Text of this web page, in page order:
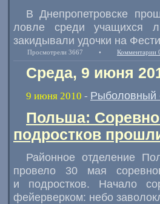
В Днепропетровске
ловле среди
закидывали удочки на
Просмотрели 3667 • Комментарии
Среда, 9 июня
9 июня 2010 - Рыболовный
Польша:
подростков
Районное отделение
провело 30 мая
и подростков. Начало
фейерверком: небо